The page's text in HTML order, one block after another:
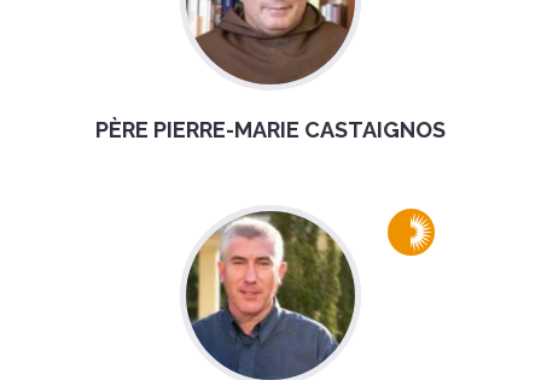
PÈRE PIERRE-MARIE CASTAIGNOS